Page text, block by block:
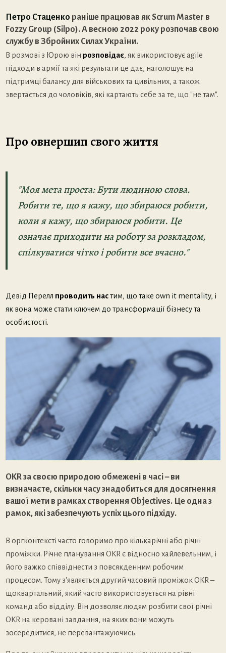
Петро Стаценко раніше працював як Scrum Master в
Fozzy Group (Silpo). А весною 2022 року розпочав свою
службу в Збройних Силах України.
В розмові з Юрою він розповідає, як використовує agile
підходи в армії та які результати це дає, наголошує на
підтримці балансу для військових та цивільних, а також
звертається до чоловіків, які картають себе за те, що "не там".
Про овнершип свого життя
"Моя мета проста: Бути людиною слова.
Робити те, що я кажу, що збираюся робити,
коли я кажу, що збираюся робити. Це
означає приходити на роботу за розкладом,
спілкуватися чітко і робити все вчасно."
Девід Перелл проводить настим, що таке own it mentality, і
як вона може стати ключем до трансформації бізнесу та
особистості.
OKR за своєю природою обмежені в часі – ви
визначаєте, скільки часу знадобиться для досягнення
вашої мети в рамках створення Objectives. Це одна з
рамок, які забезпечують успіх цього підхіду.
В оргконтексті часто говоримо про кількарічні або річні
проміжки. Річне планування OKR є відносно хайлевельним, і
його важко співвіднести з повсякденним робочим
процесом. Тому з'являється другий часовий проміжок OKR –
щоквартальний, який часто використовується на рівні
команд або відділу. Він дозволяє людям розбити свої річні
OKR на керовані завдання, на яких вони можуть
зосередитися, не перевантажуючись.